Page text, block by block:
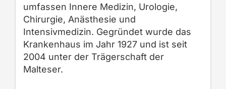
umfassen Innere Medizin, Urologie,
Chirurgie, Anästhesie und
Intensivmedizin. Gegründet wurde das
Krankenhaus im Jahr 1927 und ist seit
2004 unter der Trägerschaft der
Malteser.